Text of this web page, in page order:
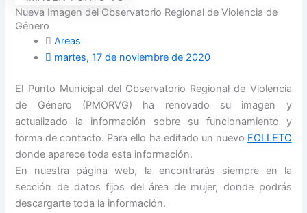
Nueva Imagen del Observatorio Regional de Violencia de
Género
Areas
martes, 17 de noviembre de 2020
El Punto Municipal del Observatorio Regional de Violencia
de Género (PMORVG) ha renovado su imagen y
actualizado la información sobre su funcionamiento y
forma de contacto. Para ello ha editado un nuevo FOLLETO
donde aparece toda esta información.
En nuestra página web, la encontrarás siempreen la
sección de datos fijos del área de mujer, donde podrás
descargarte toda la información.